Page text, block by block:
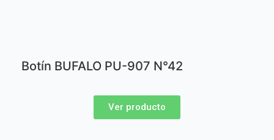
Botín BUFALO PU-907 N°42
Ver producto